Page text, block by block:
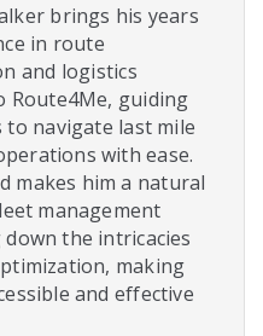
brings his years
in route
and logistics
Route4Me, guiding
to navigate last mile
with ease.
makes him a natural
management
the intricacies
making
and effective